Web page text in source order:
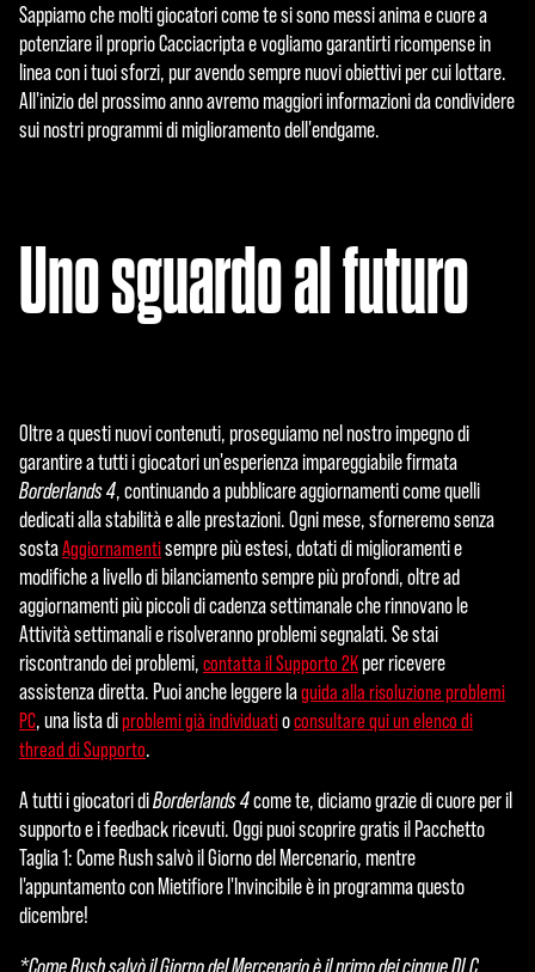
Sappiamo che molti giocatori come te si sono messi anima e cuore a
potenziare il proprio Cacciacripta e vogliamo garantirti ricompense in
linea con i tuoi sforzi, pur avendo sempre nuovi obiettivi per cui lottare.
All'inizio del prossimo anno avremo maggiori informazioni da condividere
sui nostri programmi di miglioramento dell'endgame.
Uno sguardo al futuro
Oltre a questi nuovi contenuti, proseguiamo nel nostro impegno di
garantire a tutti i giocatori un'esperienza impareggiabile firmata
Borderlands 4, continuando a pubblicare aggiornamenti come quelli
dedicati alla stabilità e alle prestazioni. Ogni mese, sforneremo senza
sostaAggiornamentisempre più estesi, dotati di miglioramenti e
modifiche a livello di bilanciamento sempre più profondi, oltre ad
aggiornamenti più piccoli di cadenza settimanale che rinnovano le
Attività settimanali e risolveranno problemi segnalati. Se stai
riscontrando dei problemi, contatta il Supporto 2K per ricevere
assistenza diretta. Puoi anche leggere laguida alla risoluzione problemi
PC, una lista diproblemi già individuatioconsultare qui un elenco di
thread di Supporto.
A tutti i giocatori diBorderlands 4come te, diciamo grazie di cuore per il
supporto e i feedback ricevuti. Oggi puoi scoprire gratis il Pacchetto
Taglia 1: Come Rush salvò il Giorno del Mercenario, mentre
l'appuntamento con Mietifiore l'Invincibile è in programma questo
dicembre!
*Come Rush salvò il Giorno del Mercenario è il primo dei cinque DLC